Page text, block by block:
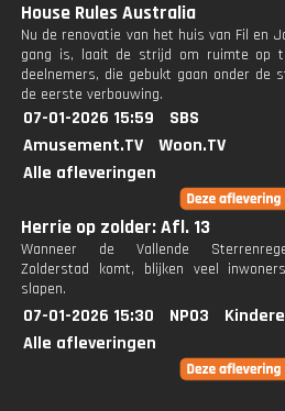
House Rules Australia
Nu de renovatie van het huis van Fil en
gang is, laait de strijd om ruimte op
deelnemers, die gebukt gaan onder de
de eerste verbouwing.
07-01-2026 15:59
SBS
Amusement.TV
Woon.TV
Alle afleveringen
Herrie op zolder: Afl. 13
Wanneer de Vallende
Zolderstad komt, blijken veel
slapen.
07-01-2026 15:30 NPO3
Alle afleveringen